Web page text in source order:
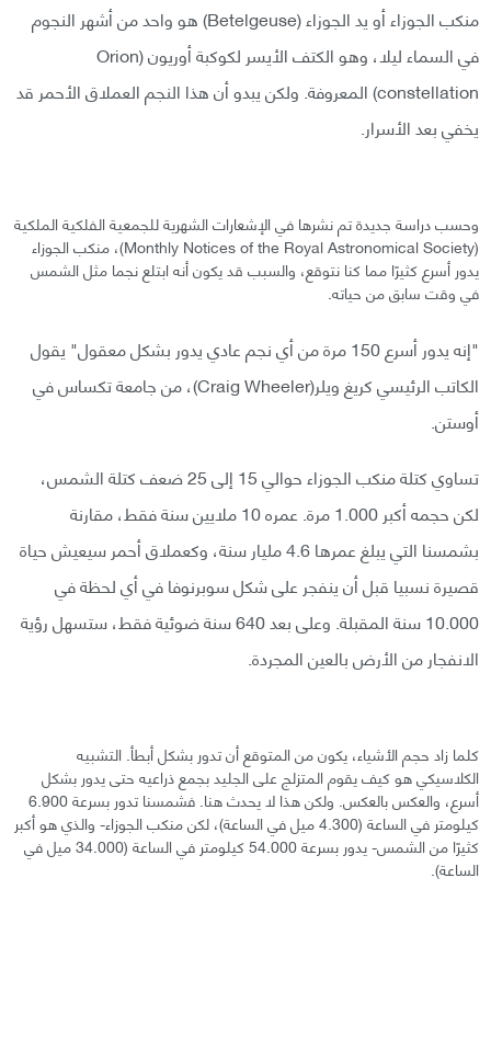
منكب الجوزاء أو يد الجوزاء (Betelgeuse) هو واحد من أشهر النجوم
في السماء ليلا، وهو الكتف الأيسر لكوكبة أوريون (Orion
constellation) المعروفة. ولكن يبدو أن هذا النجم العملاق الأحمر قد
يخفي بعد الأسرار.
وحسب دراسة جديدة تم نشرها في الإشعارات الشهرية للجمعية الفلكية الملكية
(Monthly Notices of the Royal Astronomical Society)، منكب الجوزاء
يدور أسرع كثيرًا مما كنا نتوقع، والسبب قد يكون أنه ابتلع نجما مثل الشمس
في وقت سابق من حياته.
"إنه يدور أسرع 150 مرة من أي نجم عادي يدور بشكل معقول" يقول
الكاتب الرئيسي كريغ ويلر(Craig Wheeler)، من جامعة تكساس في
أوستن.
تساوي كتلة منكب الجوزاء حوالي 15 إلى 25 ضعف كتلة الشمس،
لكن حجمه أكبر 1.000 مرة. عمره 10 ملايين سنة فقط، مقارنة
بشمسنا التي يبلغ عمرها 4.6 مليار سنة، وكعملاق أحمر سيعيش حياة
قصيرة نسبيا قبل أن ينفجر على شكل سوبرنوفا في أي لحظة في
10.000 سنة المقبلة. وعلى بعد 640 سنة ضوئية فقط، ستسهل رؤية
الانفجار من الأرض بالعين المجردة.
كلما زاد حجم الأشياء، يكون من المتوقع أن تدور بشكل أبطأ. التشبيه
الكلاسيكي هو كيف يقوم المتزلج على الجليد بجمع ذراعيه حتى يدور بشكل
أسرع، والعكس بالعكس. ولكن هذا لا يحدث هنا. فشمسنا تدور بسرعة 6.900
كيلومتر في الساعة (4.300 ميل في الساعة)، لكن منكب الجوزاء- والذي هو أكبر
كثيرًا من الشمس- يدور بسرعة 54.000 كيلومتر في الساعة (34.000 ميل في
الساعة).